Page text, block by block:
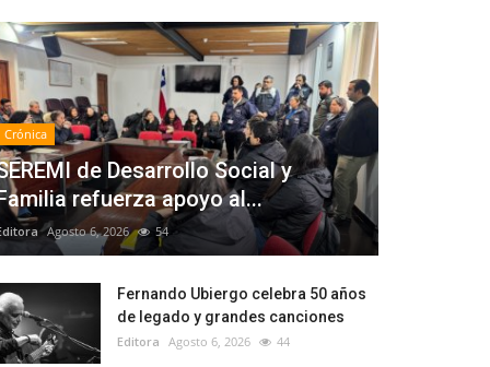
Crónica
de Desarrollo Social y
refuerza apoyo al...
Agosto 6, 2026 54
Fernando Ubiergo celebra 50 años
de legado y grandes canciones
Editora Agosto 6, 2026 44